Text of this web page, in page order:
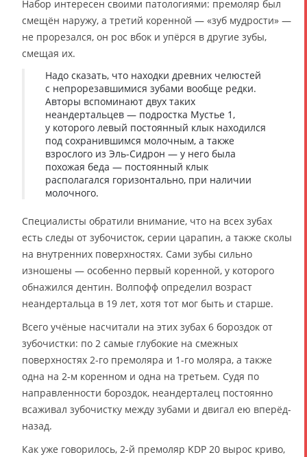
Набор интересен своими патологиями: премоляр был
смещён наружу, а третий коренной — «зуб мудрости» —
не прорезался, он рос вбок и упёрся в другие зубы,
смещая их.
Надо сказать, что находки древних челюстей
с непрорезавшимися зубами вообще редки.
Авторы вспоминают двух таких
неандертальцев — подростка Мустье 1,
у которого левый постоянный клык находился
под сохранившимся молочным, а также
взрослого из Эль-Сидрон — у него была
похожая беда — постоянный клык
располагался горизонтально, при наличии
молочного.
Специалисты обратили внимание, что на всех зубах
есть следы от зубочисток, серии царапин, а также сколы
на внутренних поверхностях. Сами зубы сильно
изношены — особенно первый коренной, у которого
обнажился дентин. Волпофф определил возраст
неандертальца в 19 лет, хотя тот мог быть и старше.
Всего учёные насчитали на этих зубах 6 бороздок от
зубочистки: по 2 самые глубокие на смежных
поверхностях 2-го премоляра и 1-го моляра, а также
одна на 2-м коренном и одна на третьем. Судя по
направленности бороздок, неандерталец постоянно
всаживал зубочистку между зубами и двигал ею вперёд-
назад.
Как уже говорилось, 2-й премоляр KDP 20 вырос криво,